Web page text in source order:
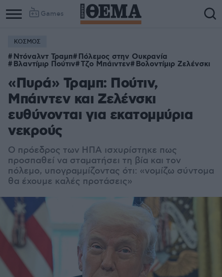
Games
ΚΟΣΜΟΣ
Ντόναλντ Τραμπ Πόλεμος στην Ουκρανία
Βλαντίμιρ Πούτιν Τζο Μπάιντεν Βολοντίμιρ Ζελένσκι
«Πυρά» Τραμπ: Πούτιν,
Μπάιντεν και Ζελένσκι
ευθύνονται για εκατομμύρια
νεκρούς
Ο πρόεδρος των ΗΠΑ ισχυρίστηκε πως
προσπαθεί να σταματήσει τη βία και τον
πόλεμο, υπογραμμίζοντας ότι: «νομίζω σύντομα
θα έχουμε καλές προτάσεις»